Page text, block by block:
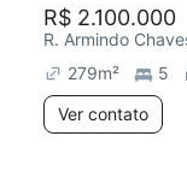
R$ 2.100.000
R. Armindo
279m² 5
Ver contato